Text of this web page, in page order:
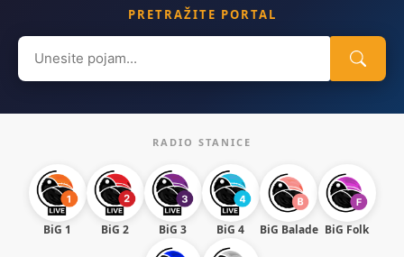
PRETRAŽITE PORTAL
Search
for:
RADIO STANICE
BiG 1 BiG 2 BiG 3 BiG 4 BiG Balade BiG Folk